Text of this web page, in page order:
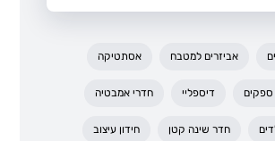
אביזרים למטבח אסתטיקה
ספקים דיספליי חדרי אמבטיה
חדר שינה קטן חידון עיצוב